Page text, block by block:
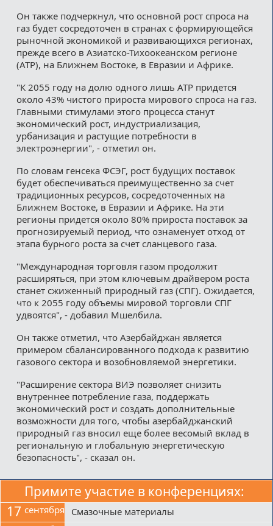
Он также подчеркнул, что основной рост спроса на
газ будет сосредоточен в странах с формирующейся
рыночной экономикой и развивающихся регионах,
прежде всего в Азиатско-Тихоокеанском регионе
(АТР), на Ближнем Востоке, в Евразии и Африке.
"К 2055 году на долю одного лишь АТР придется
около 43% чистого прироста мирового спроса на газ.
Главными стимулами этого процесса станут
экономический рост, индустриализация,
урбанизация и растущие потребности в
электроэнергии", - отметил он.
По словам генсека ФСЭГ, рост будущих поставок
будет обеспечиваться преимущественно за счет
традиционных ресурсов, сосредоточенных на
Ближнем Востоке, в Евразии и Африке. На эти
регионы придется около 80% прироста поставок за
прогнозируемый период, что ознаменует отход от
этапа бурного роста за счет сланцевого газа.
"Международная торговля газом продолжит
расширяться, при этом ключевым драйвером роста
станет сжиженный природный газ (СПГ). Ожидается,
что к 2055 году объемы мировой торговли СПГ
удвоятся", - добавил Мшелбила.
Он также отметил, что Азербайджан является
примером сбалансированного подхода к развитию
газового сектора и возобновляемой энергетики.
"Расширение сектора ВИЭ позволяет снизить
внутреннее потребление газа, поддержать
экономический рост и создать дополнительные
возможности для того, чтобы азербайджанский
природный газ вносил еще более весомый вклад в
региональную и глобальную энергетическую
безопасность", - сказал он.
Примите участие в конференциях:
17 сентября Смазочные материалы